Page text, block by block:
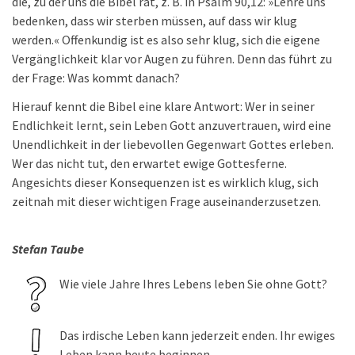
bedenken, dass wir sterben müssen, auf dass wir klug
werden.« Offenkundig ist es also sehr klug, sich die eigene
Vergänglichkeit klar vor Augen zu führen. Denn das führt zu
der Frage: Was kommt danach?
Hierauf kennt die Bibel eine klare Antwort: Wer in seiner
Endlichkeit lernt, sein Leben Gott anzuvertrauen, wird eine
Unendlichkeit in der liebevollen Gegenwart Gottes erleben.
Wer das nicht tut, den erwartet ewige Gottesferne.
Angesichts dieser Konsequenzen ist es wirklich klug, sich
zeitnah mit dieser wichtigen Frage auseinanderzusetzen.
Stefan Taube
Wie viele Jahre Ihres Lebens leben Sie ohne Gott?
Das irdische Leben kann jederzeit enden. Ihr ewiges